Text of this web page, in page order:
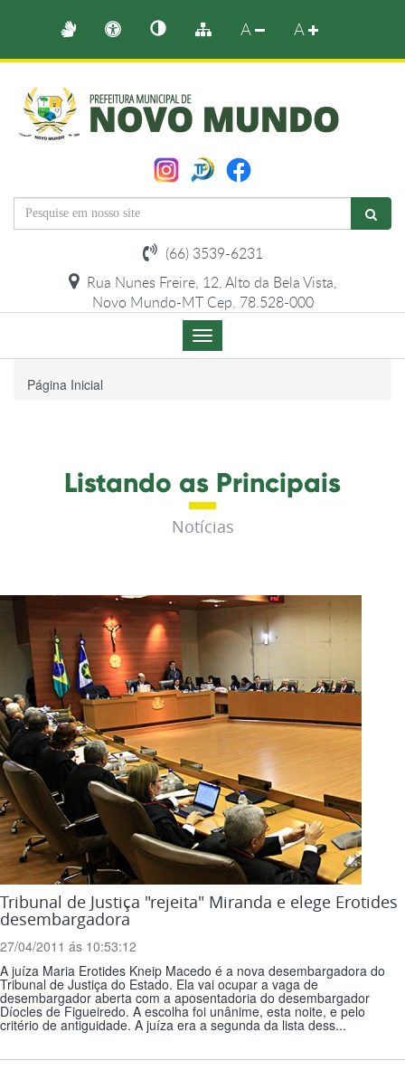
A A
(66) 3539-6231
Rua Nunes Freire, 12, Alto da Bela Vista,
Novo Mundo-MT Cep. 78.528-000
Menu
de
Página Inicial
Listando as Principais
Notícias
Tribunal de Justiça "rejeita" Miranda e elege Erotides
desembargadora
27/04/2011 ás 10:53:12
A juíza Maria Erotides Kneip Macedo é a nova desembargadora do
Tribunal de Justiça do Estado. Ela vai ocupar a vaga de
desembargador aberta com a aposentadoria do desembargador
Díocles de Figueiredo. A escolha foi unânime, esta noite, e pelo
critério de antiguidade. A juíza era a segunda da lista dess...